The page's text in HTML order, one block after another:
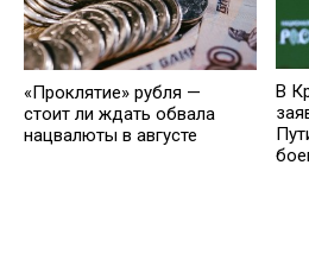
«Проклятие» рубля —
стоит ли ждать обвала
нацвалюты в августе
В